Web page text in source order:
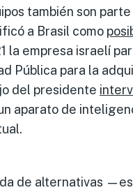
también son
a Brasil como
la empresa israelí
Pública para la
del presidente
aparato de
de alternativas